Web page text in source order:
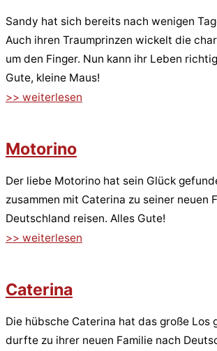
Sandy hat sich bereits nach wenigen
Auch ihren Traumprinzen wickelt die
um den Finger. Nun kann ihr Leben
Gute, kleine Maus!
>> weiterlesen
Motorino
Der liebe Motorino hat sein Glück
zusammen mit Caterina zu seiner neuen
Deutschland reisen. Alles Gute!
>> weiterlesen
Caterina
Die hübsche Caterina hat das große Los
durfte zu ihrer neuen Familie nach